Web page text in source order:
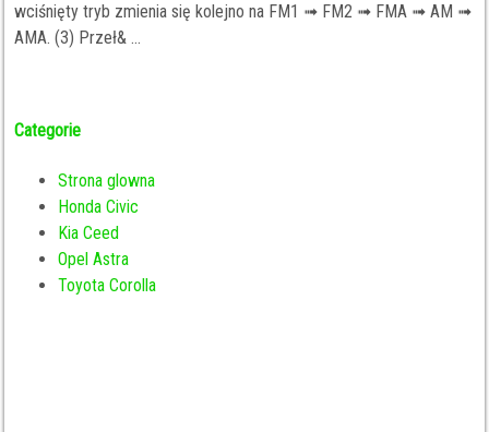
wciśnięty tryb zmienia się kolejno na FM1 ➟ FM2 ➟ FMA ➟ AM ➟
AMA. (3) Przeł& ...
Categorie
Strona glowna
Honda Civic
Kia Ceed
Opel Astra
Toyota Corolla